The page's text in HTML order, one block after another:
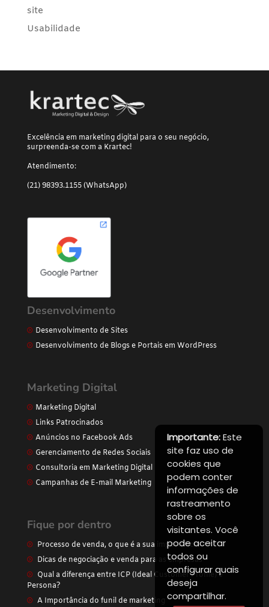
site
Usabilidade
Excelência em marketing digital para o seu negócio,
surpreenda-se com a Krartec!
Atendimento:
(21) 98393.1155 (WhatsApp)
Desenvolvimento
Desenvolvimento de Sites
Desenvolvimento de Blogs e Portais em WordPress
Marketing Digital
Marketing Digital
Links Patrocinados
Anúncios no Facebook Ads
Gerenciamento de Redes Sociais
Consultoria em Marketing Digital
Campanhas de E-mail Marketing
Fique por dentro
Processo de venda, o que é a sua importância
Dicas de negociação e venda para as empresas
Qual a diferença entre ICP (Ideal Customer Profile) e
Persona?
A Importância do funil de marketing
Importante:Este
site faz uso de
cookies que
podem conter
informações de
rastreamento
sobre os
visitantes. Você
pode aceitar
todos ou
configurar quais
deseja
compartilhar.